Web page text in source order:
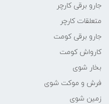
جارو برقی کارچر
متعلقات کارچر
جارو برقی کومت
کارواش کومت
بخار شوی
فرش و موکت شوی
زمین شوی